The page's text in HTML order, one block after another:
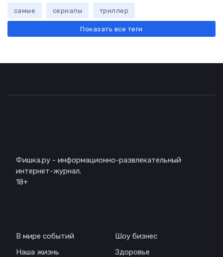
самые сериалы триллер
Показать все теги
Фишка.ру - информационно-развлекательный
интернет-журнал.
18+
В мире событий
Наша жизнь
Шоу бизнес
Здоровье